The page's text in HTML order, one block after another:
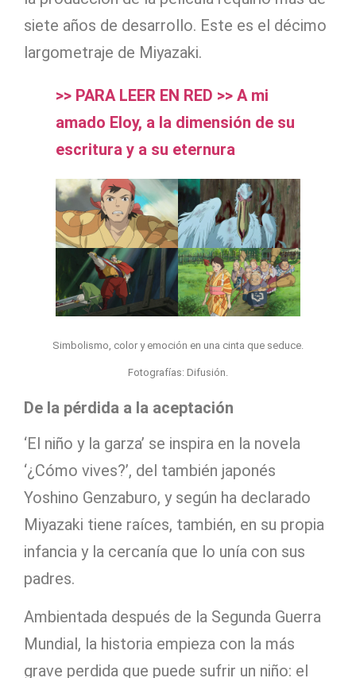
siete años de desarrollo. Este es el décimo
largometraje de Miyazaki.
>> PARA LEER EN RED >> A mi
amado Eloy, a la dimensión de su
escritura y a su eternura
Simbolismo, color y emoción en una cinta que seduce.
Fotografías: Difusión.
De la pérdida a la aceptación
‘El niño y la garza’ se inspira en la novela
‘¿Cómo vives?’, del también japonés
Yoshino Genzaburo, y según ha declarado
Miyazaki tiene raíces, también, en su propia
infancia y la cercanía que lo unía con sus
padres.
Ambientada después de la Segunda Guerra
Mundial, la historia empieza con la más
grave perdida que puede sufrir un niño: el